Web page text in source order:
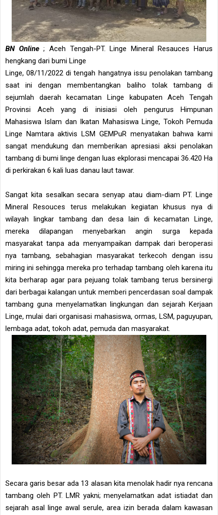
BN Online; Aceh Tengah-PT. Linge Mineral Resauces Harus
hengkang dari bumi Linge
Linge, 08/11/2022 di tengah hangatnya issu penolakan tambang
saat ini dengan membentangkan baliho tolak tambang di
sejumlah daerah kecamatan Linge kabupaten Aceh Tengah
Provinsi Aceh yang di inisiasi oleh pengurus Himpunan
Mahasiswa Islam dan Ikatan Mahasiswa Linge, Tokoh Pemuda
Linge Namtara aktivis LSM GEMPuR menyatakan bahwa kami
sangat mendukung dan memberikan apresiasi aksi penolakan
tambang di bumi linge dengan luas ekplorasi mencapai 36.420 Ha
di perkirakan 6 kali luas danau laut tawar.
Sangat kita sesalkan secara senyap atau diam-diam PT. Linge
Mineral Resouces terus melakukan kegiatan khusus nya di
wilayah lingkar tambang dan desa lain di kecamatan Linge,
mereka dilapangan menyebarkan angin surga kepada
masyarakat tanpa ada menyampaikan dampak dari beroperasi
nya tambang, sebahagian masyarakat terkecoh dengan issu
miring ini sehingga mereka pro terhadap tambang oleh karena itu
kita berharap agar para pejuang tolak tambang terus bersinergi
dari berbagai kalangan untuk memberi pencerdasan soal dampak
tambang guna menyelamatkan lingkungan dan sejarah Kerjaan
Linge, mulai dari organisasi mahasiswa, ormas, LSM, paguyupan,
lembaga adat, tokoh adat, pemuda dan masyarakat.
Secara garis besar ada 13 alasan kita menolak hadir nya rencana
tambang oleh PT. LMR yakni; menyelamatkan adat istiadat dan
sejarah asal linge awal serule, area izin berada dalam kawasan